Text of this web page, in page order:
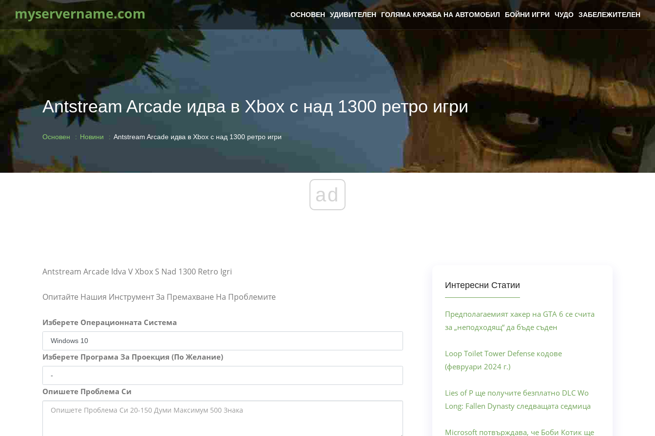
myservername.com ОСНОВЕН УДИВИТЕЛЕН ГОЛЯМА КРАЖБА НА АВТОМОБИЛ БОЙНИ ИГРИ ЧУДО ЗАБЕЛЕЖИТЕЛЕН
Antstream Arcade идва в Xbox с над 1300 ретро игри
Основен Новини Antstream Arcade идва в Xbox с над 1300 ретро игри
ad
Antstream Arcade Idva V Xbox S Nad 1300 Retro Igri
Опитайте Нашия Инструмент За Премахване На Проблемите
Изберете Операционната Система
Изберете Програма За Проекция (По Желание)
Опишете Проблема Си
Интересни Статии
Предполагаемият хакер на GTA 6 се счита
за „неподходящ“ да бъде съден
Loop Toilet Tower Defense кодове
(февруари 2024 г.)
Lies of P ще получите безплатно DLC Wo
Long: Fallen Dynasty следващата седмица
Microsoft потвърждава, че Боби Котик ще